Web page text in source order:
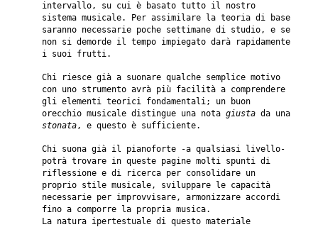
intervallo, su cui è basato tutto il nostro
sistema musicale. Per assimilare la teoria di base
saranno necessarie poche settimane di studio, e se
non si demorde il tempo impiegato darà rapidamente
i suoi frutti.
Chi riesce già a suonare qualche semplice motivo
con uno strumento avrà più facilità a comprendere
gli elementi teorici fondamentali; un buon
orecchio musicale distingue una nota giusta da una
stonata, e questo è sufficiente.
Chi suona già il pianoforte -a qualsiasi livello-
potrà trovare in queste pagine molti spunti di
riflessione e di ricerca per consolidare un
proprio stile musicale, sviluppare le capacità
necessarie per improvvisare, armonizzare accordi
fino a comporre la propria musica.
La natura ipertestuale di questo materiale